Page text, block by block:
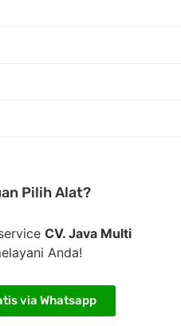
Pilih Alat?
CV. Java Multi
Anda!
via Whatsapp